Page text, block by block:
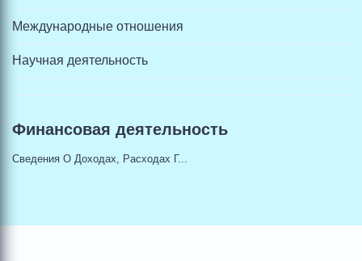
Международные отношения
Научная деятельность
Финансовая деятельность
Сведения О Доходах, Расходах Г...